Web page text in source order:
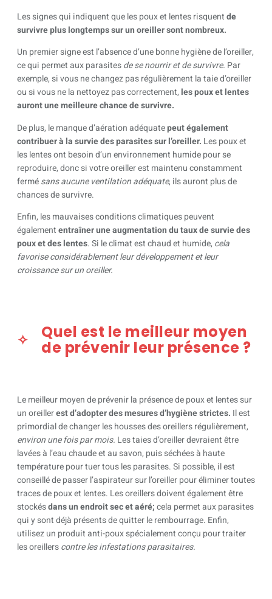
Les signes qui indiquent que les poux et lentes risquentde
survivre plus longtemps sur un oreiller sont nombreux.
Un premier signe est l’absence d’une bonne hygiène de l’oreiller,
ce qui permet aux parasitesde se nourrir et de survivre. Par
exemple, si vous ne changez pas régulièrement la taie d’oreiller
ou si vous ne la nettoyez pas correctement, les poux et lentes
auront une meilleure chance de survivre.
De plus, le manque d’aération adéquatepeut également
contribuer à la survie des parasites sur l’oreiller. Les poux et
les lentes ont besoin d’un environnement humide pour se
reproduire, donc si votre oreiller est maintenu constamment
fermésans aucune ventilation adéquate, ils auront plus de
chances de survivre.
Enfin, les mauvaises conditions climatiques peuvent
égalemententraîner une augmentation du taux de survie des
poux et des lentes. Si le climat est chaud et humide, cela
favorise considérablement leur développement et leur
croissance sur un oreiller.
Quel est le meilleur moyen
de prévenir leur présence ?
Le meilleur moyen de prévenir la présence de poux et lentes sur
un oreillerest d’adopter des mesures d’hygiène strictes. Il est
primordial de changer les housses des oreillers régulièrement,
environ une fois par mois. Les taies d’oreiller devraient être
lavées à l’eau chaude et au savon, puis séchées à haute
température pour tuer tous les parasites. Si possible, il est
conseillé de passer l’aspirateur sur l’oreiller pour éliminer toutes
traces de poux et lentes. Les oreillers doivent également être
stockésdans un endroit sec et aéré;cela permet aux parasites
qui y sont déjà présents de quitter le rembourrage. Enfin,
utilisez un produit anti-poux spécialement conçu pour traiter
les oreillerscontre les infestations parasitaires.